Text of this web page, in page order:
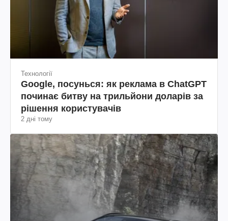
Технології
Google, посунься: як реклама в ChatGPT
починає битву на трильйони доларів за
рішення користувачів
2 дні тому